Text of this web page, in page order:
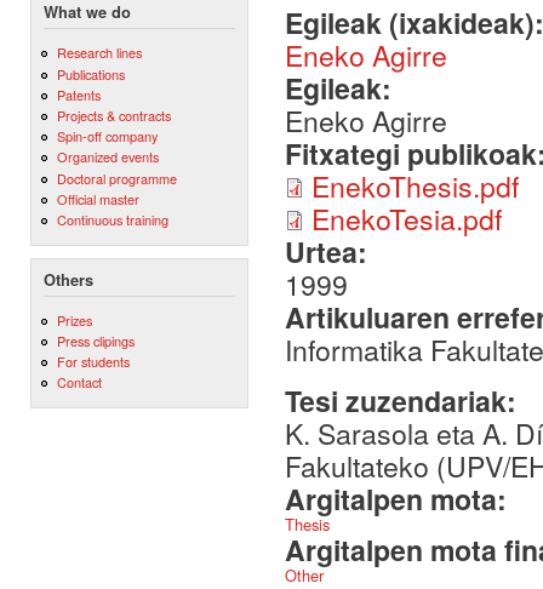
What we do
Research lines
Publications
Patents
Projects & contracts
Spin-off company
Organized events
Doctoral programme
Official master
Continuous training
Others
Prizes
Press clipings
For students
Contact
Egileak
Eneko Agirre
Egileak:
Eneko Agirre
Fitxategi
EnekoThesis.pdf
EnekoTesia.pdf
Urtea:
1999
Artikuluaren
Informatika
Tesi zuzendariak:
K. Sarasola eta A.
Fakultateko (UPV/
Argitalpen mota:
Thesis
Argitalpen mota
Other